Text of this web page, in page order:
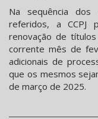
Na sequência dos
referidos, a CCPJ
renovação de
corrente mês de
adicionais de
que os mesmos
de março de 2025.